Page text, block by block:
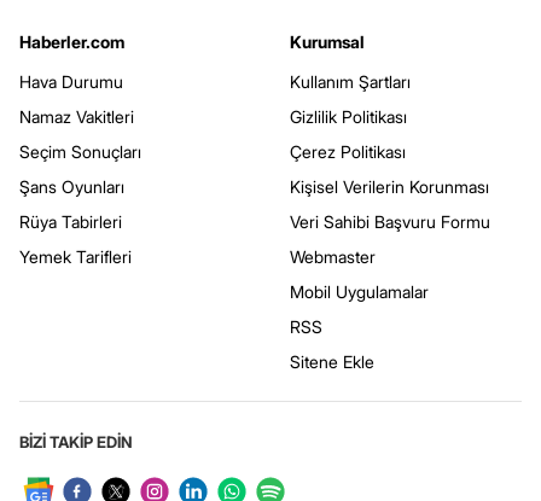
Haberler.com
Hava Durumu
Namaz Vakitleri
Seçim Sonuçları
Şans Oyunları
Rüya Tabirleri
Yemek Tarifleri
Kurumsal
Kullanım Şartları
Gizlilik Politikası
Çerez Politikası
Kişisel Verilerin Korunması
Veri Sahibi Başvuru Formu
Webmaster
Mobil Uygulamalar
RSS
Sitene Ekle
BİZİ TAKİP EDİN